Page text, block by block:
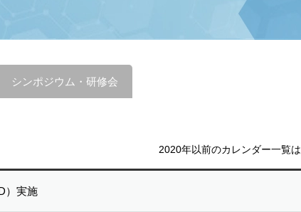
シンポジウム・研修会
2020年以前のカレンダー一覧は
）実施